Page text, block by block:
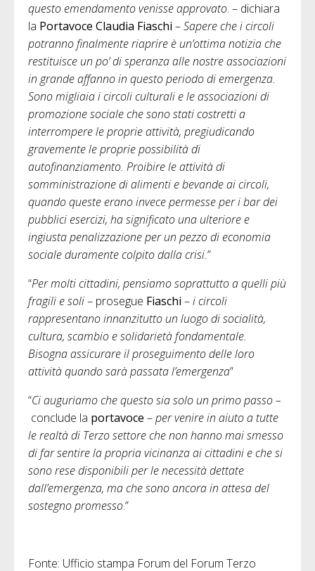
questo emendamento venisse approvato. – dichiara
la Portavoce Claudia Fiaschi –Sapere che i circoli
potranno finalmente riaprire è un’ottima notizia che
restituisce un po’ di speranza alle nostre associazioni
in grande affanno in questo periodo di emergenza.
Sono migliaia i circoli culturali e le associazioni di
promozione sociale che sono stati costretti a
interrompere le proprie attività, pregiudicando
gravemente le proprie possibilità di
autofinanziamento. Proibire le attività di
somministrazione di alimenti e bevande ai circoli,
quando queste erano invece permesse per i bar dei
pubblici esercizi, ha significato una ulteriore e
ingiusta penalizzazione per un pezzo di economia
sociale duramente colpito dalla crisi.”
“Per molti cittadini, pensiamo soprattutto a quelli più
fragili e soli– prosegue Fiaschi –i circoli
rappresentano innanzitutto un luogo di socialità,
cultura, scambio e solidarietà fondamentale.
Bisogna assicurare il proseguimento delle loro
attività quando sarà passata l’emergenza”
“Ci auguriamo che questo sia solo un primo passo –
conclude la portavoce –per venire in aiuto a tutte
le realtà di Terzo settore che non hanno mai smesso
di far sentire la propria vicinanza ai cittadini e che si
sono rese disponibili per le necessità dettate
dall’emergenza, ma che sono ancora in attesa del
sostegno promesso.”
Fonte: Ufficio stampa Forum del Forum Terzo